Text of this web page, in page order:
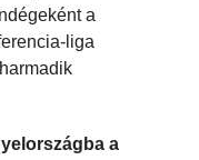
a
liga
a